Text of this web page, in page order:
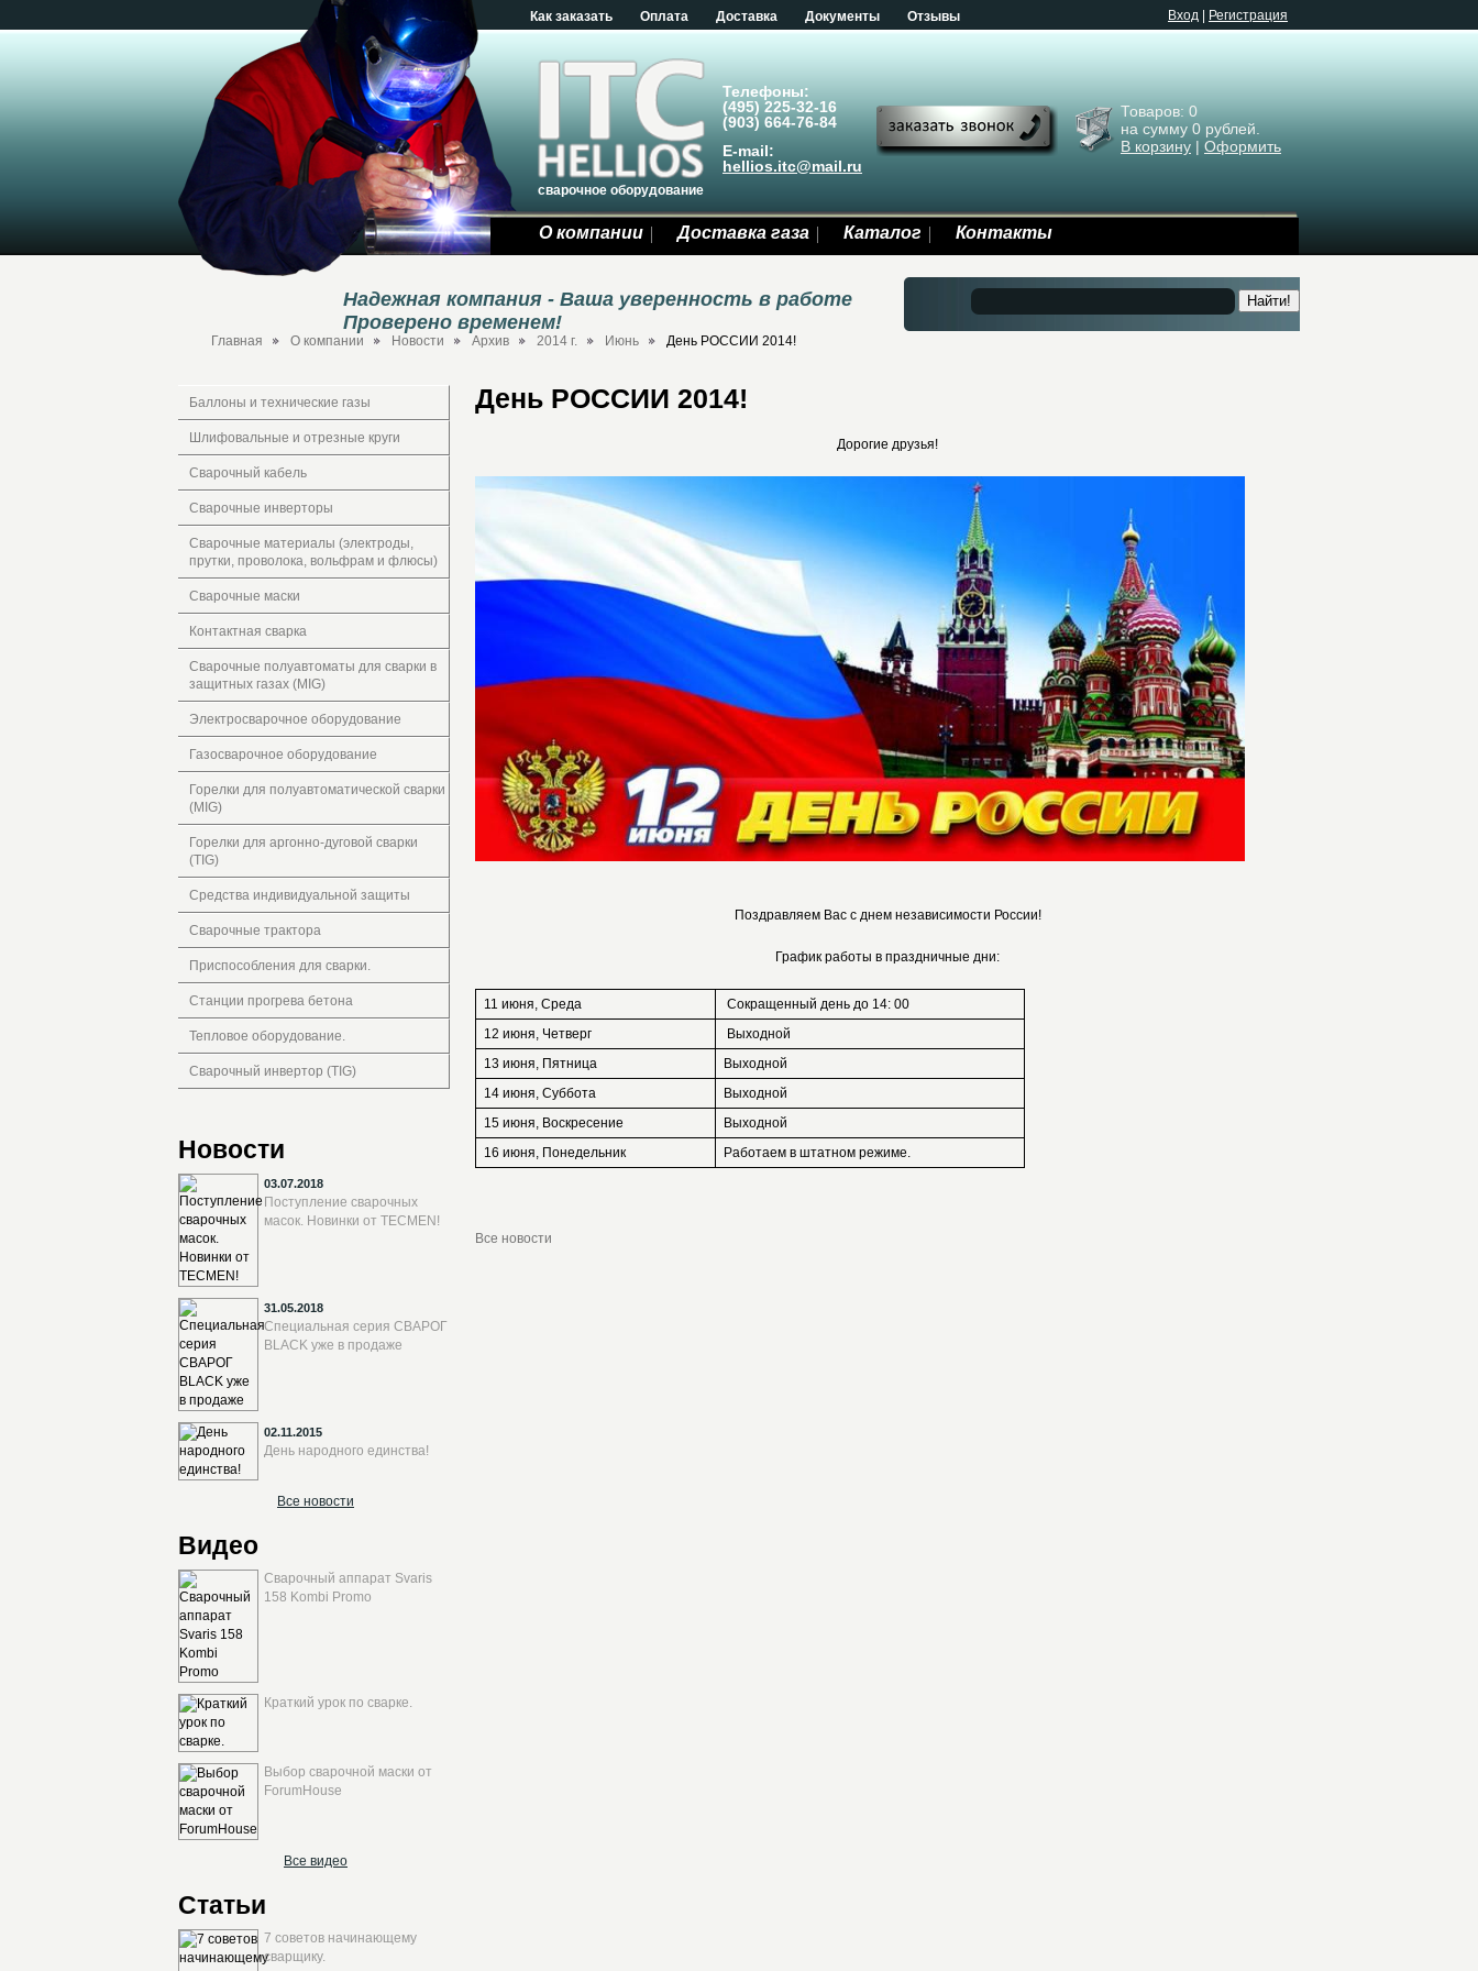
Как заказать Оплата Доставка Документы Отзывы Bход Регистрация
сварочное оборудование
Телефоны:
(495) 225-32-16
(903) 664-76-84
E-mail:
hellios.itc@mail.ru
Товаров: 0
на сумму 0 рублей.
В корзину | Оформить
О компании Доставка газа Каталог Контакты
Надежная компания - Ваша уверенность в работе
Проверено временем!
Найти!
Главная О компании Новости Архив 2014 г. Июнь День РОССИИ 2014!
Баллоны и технические газы
Шлифовальные и отрезные круги
Сварочный кабель
Сварочные инверторы
Сварочные материалы (электроды,
прутки, проволока, вольфрам и флюсы)
Сварочные маски
Контактная сварка
Сварочные полуавтоматы для сварки в
защитных газах (MIG)
Электросварочное оборудование
Газосварочное оборудование
Горелки для полуавтоматической сварки
(MIG)
Горелки для аргонно-дуговой сварки
(TIG)
Средства индивидуальной защиты
Сварочные трактора
Приспособления для сварки.
Станции прогрева бетона
Тепловое оборудование.
Сварочный инвертор (TIG)
Новости
03.07.2018
Поступление сварочных
масок. Новинки от TECMEN!
31.05.2018
Специальная серия СВАРОГ
BLACK уже в продаже
02.11.2015
День народного единства!
Все новости
Видео
Сварочный аппарат Svaris
158 Kombi Promo
Краткий урок по сварке.
Выбор сварочной маски от
ForumHouse
Все видео
Статьи
7 советов начинающему
сварщику.
День РОССИИ 2014!
Дорогие друзья!
Поздравляем Вас с днем независимости России!
График работы в праздничные дни:
11 июня, Среда
Сокращенный день до 14: 00
12 июня, Четверг
Выходной
13 июня, Пятница
Выходной
14 июня, Суббота
Выходной
15 июня, Воскресение
Выходной
16 июня, Понедельник
Работаем в штатном режиме.
Все новости